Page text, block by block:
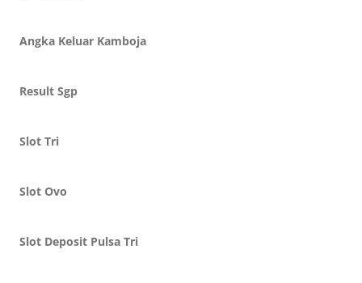
Angka Keluar Kamboja
Result Sgp
Slot Tri
Slot Ovo
Slot Deposit Pulsa Tri